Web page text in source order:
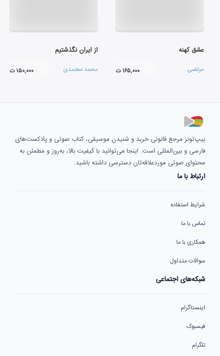
عشق کهنه
مرتضی ۱۶۵,۰۰۰ ت
از ایران نگذشتیم
محمد معتمدی ۱۵۰,۰۰۰ ت
بیپ‌تونز مرجع قانونی خرید و شنیدن موسیقی، کتاب صوتی و پادکست‌های
فارسی و بین‌المللی است. اینجا می‌توانید با کیفیت بالا، به‌روز و مطمئن به
محتوای صوتی موردعلاقه‌تان دسترسی داشته باشید.
ارتباط با ما
شرایط استفاده
تماس با ما
همکاری با ما
سوالات متداول
شبکه‌های اجتماعی
اینستاگرام
فیسبوک
تلگرام